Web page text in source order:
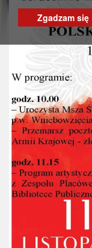
Zgadzam się